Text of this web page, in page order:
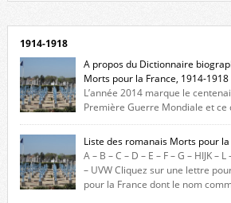
1914-1918
A propos du Dictionnaire
Morts pour la France, 1914-1918
L’année 2014 marque le
Première Guerre Mondiale et ce
biographique veut rendre hommage aux
France durant ce conflit. La base de cette
constituée des noms gravés sur les plaques
l’Hôtel de Ville, du lycée du Dauphiné et du
Liste des romanais Morts pour
A – B – C – D – E – F – G – HIJK –
– UVW Cliquez sur une lettre
pour la France dont le nom